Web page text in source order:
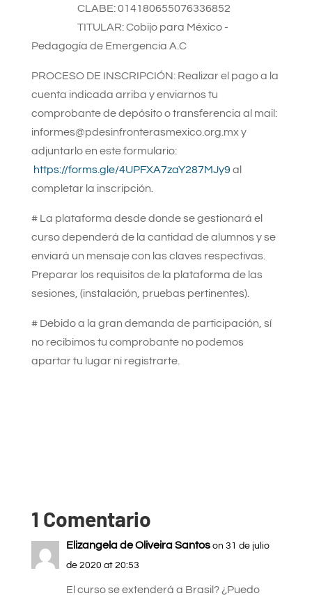
CLABE: 014180655076336852
TITULAR: Cobijo para México -
Pedagogía de Emergencia A.C
PROCESO DE INSCRIPCIÓN: Realizar el pago a la
cuenta indicada arriba y enviarnos tu
comprobante de depósito o transferencia al mail:
informes@pdesinfronterasmexico.org.mx y
adjuntarlo en este formulario:
https://forms.gle/4UPFXA7zaY287MJy9 al
completar la inscripción.
# La plataforma desde donde se gestionará el
curso dependerá de la cantidad de alumnos y se
enviará un mensaje con las claves respectivas.
Preparar los requisitos de la plataforma de las
sesiones, (instalación, pruebas pertinentes).
# Debido a la gran demanda de participación, sí
no recibimos tu comprobante no podemos
apartar tu lugar ni registrarte.
1 Comentario
Elizangela de Oliveira Santos on 31 de julio
de 2020 at 20:53
El curso se extenderá a Brasil? ¿Puedo